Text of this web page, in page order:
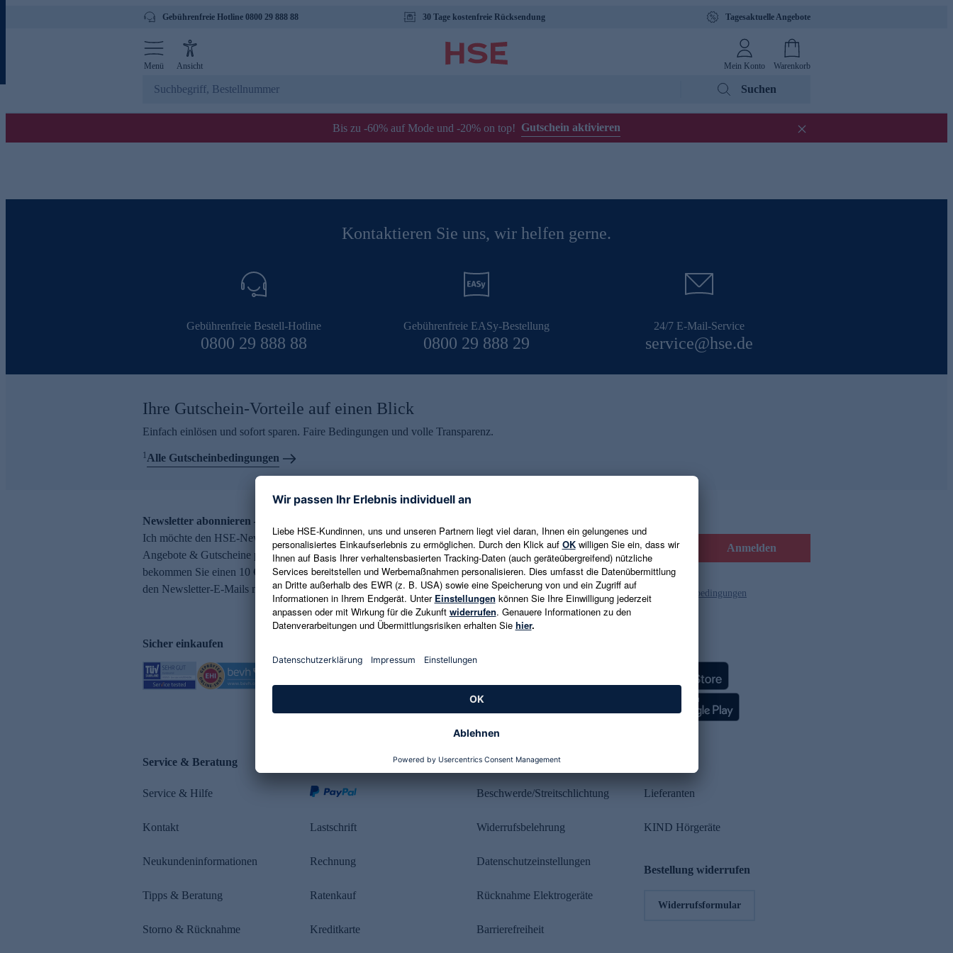
Gebührenfreie Hotline 0800 29 888 88 30 Tage kostenfreie Rücksendung Tagesaktuelle Angebote
Menü Ansicht Mein Konto Warenkorb
Suchen
Bis zu -60% auf Mode und -20% on top! Gutschein aktivieren
Kontaktieren Sie uns, wir helfen gerne.
Gebührenfreie Bestell-Hotline
0800 29 888 88
Gebührenfreie EASy-Bestellung
0800 29 888 29
24/7 E-Mail-Service
service@hse.de
Ihre Gutschein-Vorteile auf einen Blick
Einfach einlösen und sofort sparen. Faire Bedingungen und volle Transparenz.
1Alle Gutscheinbedingungen
Newsletter abonnieren – 10 € Gutschein erhalten
Ich möchte den HSE-Newsletter abonnieren und aktuelle Trends,
Angebote & Gutscheine per E-Mail erhalten. Als Dankeschön
bekommen Sie einen 10 € Gutschein. Eine Abmeldung ist jederzeit in
den Newsletter-E-Mails möglich.
E-Mail-Adresse eingeben Anmelden
Es gelten die Datenschutzrichtlinien und die Gutscheinbedingungen
Sicher einkaufen
Service & Beratung
Service & Hilfe
Kontakt
Neukundeninformationen
Tipps & Beratung
Storno & Rücknahme
Lastschrift
Rechnung
Ratenkauf
Kreditkarte
Rechtliches
Beschwerde/Streitschlichtung
Widerrufsbelehrung
Datenschutzeinstellungen
Rücknahme Elektrogeräte
Barrierefreiheit
Lieferanten
KIND Hörgeräte
Bestellung widerrufen
Widerrufsformular